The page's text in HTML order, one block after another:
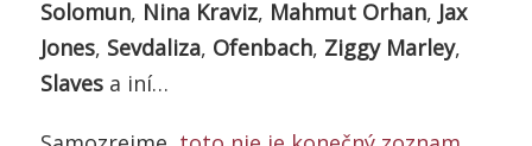
Solomun, Nina Kraviz, Mahmut Orhan, Jax
Jones, Sevdaliza, Ofenbach, Ziggy Marley,
Slavesa iní…